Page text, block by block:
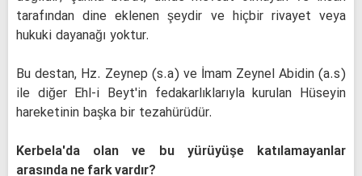
tarafından dine eklenen şeydir ve hiçbir rivayet veya
hukuki dayanağı yoktur.
Bu destan, Hz. Zeynep (s.a) ve İmam Zeynel Abidin (a.s)
ile diğer Ehl-i Beyt'in fedakarlıklarıyla kurulan Hüseyin
hareketinin başka bir tezahürüdür.
Kerbela'da olan ve bu yürüyüşe katılamayanlar
arasında ne fark vardır?